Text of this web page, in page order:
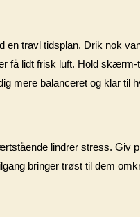
travl tidsplan. Drik nok
få lidt frisk luft. Hold skærm-
mere balanceret og klar til
lindrer stress. Giv
bringer trøst til dem